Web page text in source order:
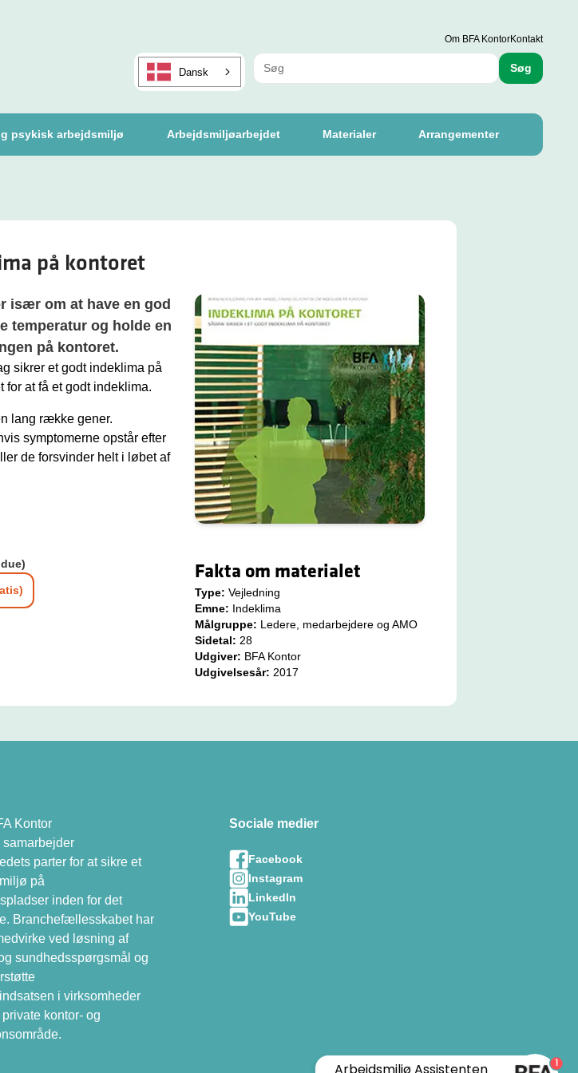
Om BFA KontorKontakt
Dansk Søg
psykisk arbejdsmiljø Arbejdsmiljøarbejdet Materialer Arrangementer
på kontoret
især om at have en god
temperatur og holde en
på kontoret.
sikrer et godt indeklima på
for at få et godt indeklima.
lang række gener.
symptomerne opstår efter
de forsvinder helt i løbet af
Fakta om materialet
Type: Vejledning
Emne: Indeklima
Målgruppe: Ledere, medarbejdere og AMO
Sidetal: 28
Udgiver: BFA Kontor
Udgivelsesår: 2017
Kontor
samarbejder
parter for at sikre et
på
inden for det
Branchefællesskabet har
ved løsning af
sundhedsspørgsmål og
i virksomheder
kontor- og
Sociale medier
Facebook
Instagram
LinkedIn
YouTube
1